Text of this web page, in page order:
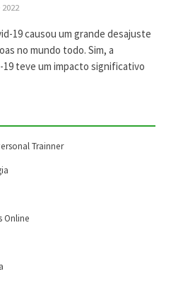
19 causou um grande desajuste
no mundo todo. Sim, a
19 teve um impacto significativo
Trainner
Online